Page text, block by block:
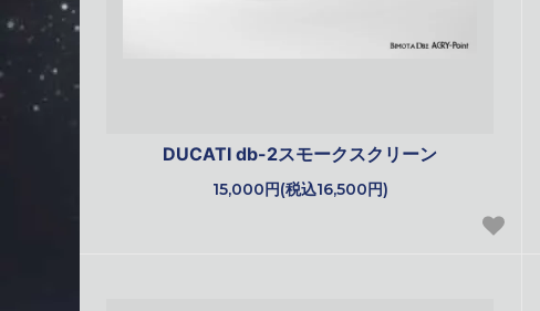
DUCATI db-2スモークスクリーン
15,000円(税込16,500円)